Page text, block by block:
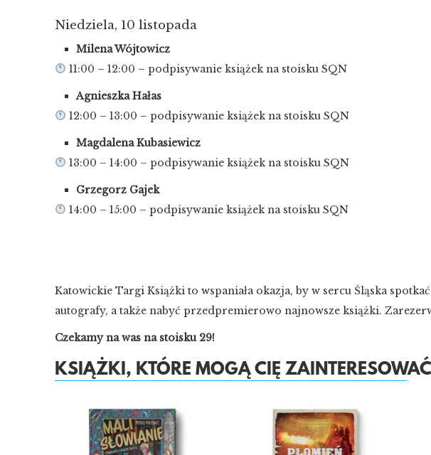
Niedziela, 10 listopada
Milena Wójtowicz
11:00 – 12:00 – podpisywanie książek na stoisku SQN
Agnieszka Hałas
12:00 – 13:00 – podpisywanie książek na stoisku SQN
Magdalena Kubasiewicz
13:00 – 14:00 – podpisywanie książek na stoisku SQN
Grzegorz Gajek
14:00 – 15:00 – podpisywanie książek na stoisku SQN
Katowickie Targi Książki to wspaniała okazja, by w sercu Śląska
autografy, a także nabyć przedpremierowo najnowsze książki.
Czekamy na was na stoisku 29!
KSIĄŻKI, KTÓRE MOGĄ CIĘ ZAINTERESOWAĆ